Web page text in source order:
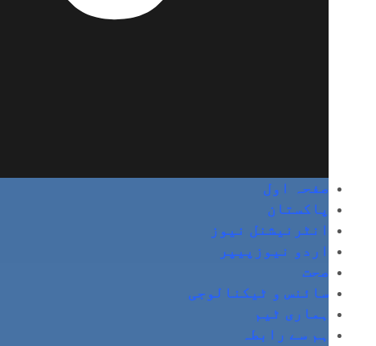
صفحہ اول
پاکستان
انٹرنیشنل نیوز
اردو نیوزپیپر
صحت
سائنس و ٹیکنالوجی
ہماری ٹیم
ہم سے رابطہ